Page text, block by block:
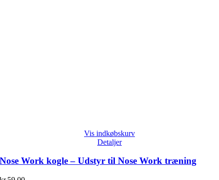
Vis indkøbskurv
Detaljer
Nose Work kogle – Udstyr til Nose Work træning